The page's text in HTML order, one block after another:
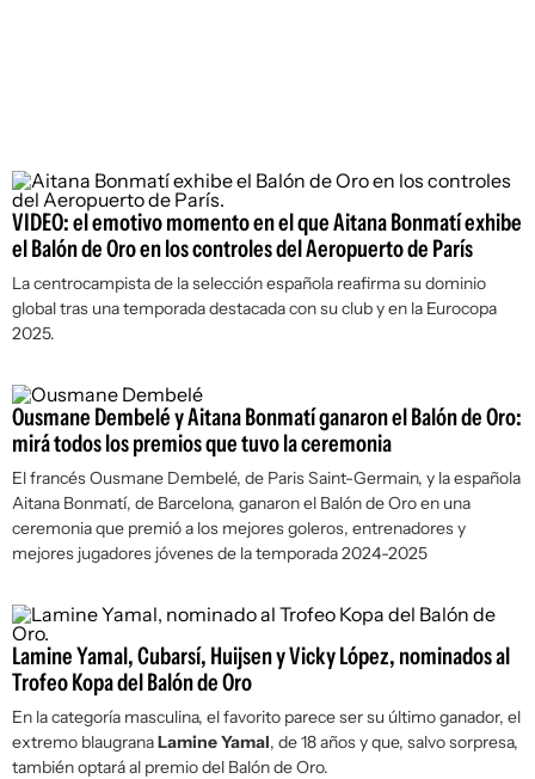
VIDEO: el emotivo momento en el que Aitana Bonmatí exhibe
el Balón de Oro en los controles del Aeropuerto de París
La centrocampista de la selección española reafirma su dominio
global tras una temporada destacada con su club y en la Eurocopa
2025.
Ousmane Dembelé y Aitana Bonmatí ganaron el Balón de Oro:
mirá todos los premios que tuvo la ceremonia
El francés Ousmane Dembelé, de Paris Saint-Germain, y la española
Aitana Bonmatí, de Barcelona, ganaron el Balón de Oro en una
ceremonia que premió a los mejores goleros, entrenadores y
mejores jugadores jóvenes de la temporada 2024-2025
Lamine Yamal, Cubarsí, Huijsen y Vicky López, nominados al
Trofeo Kopa del Balón de Oro
En la categoría masculina, el favorito parece ser su último ganador, el
extremo blaugranaLamine Yamal, de 18 años y que, salvo sorpresa,
también optará al premio del Balón de Oro.